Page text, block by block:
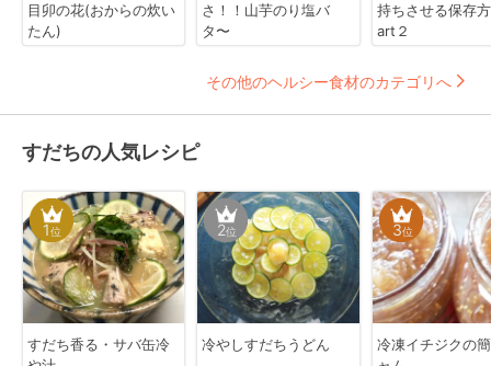
目卯の花(おからの炊い
たん)
さ！！山芋のり塩バ
タ〜
持ちさせる保存
art２
その他のヘルシー食材のカテゴリへ
すだちの人気レシピ
1位
すだち香る・サバ缶冷
2位
冷やしすだちうどん
3位
冷凍イチジクの